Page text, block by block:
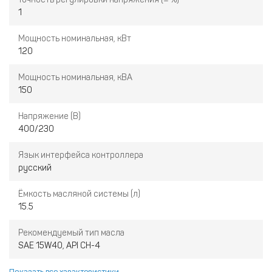
1
Мощность номинальная, кВт
120
Мощность номинальная, кВА
150
Напряжение (В)
400/230
Язык интерфейса контроллера
русский
Ёмкость масляной системы (л)
15.5
Рекомендуемый тип масла
SAE 15W40, API CH-4